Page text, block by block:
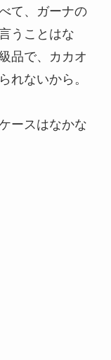
て、ガーナの
うことはな
品で、カカオ
れないから。
ースはなかな